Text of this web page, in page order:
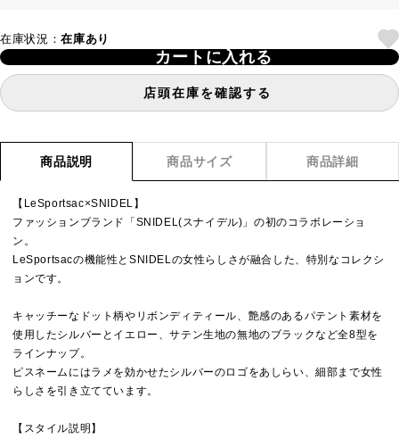
在庫状況：在庫あり
カートに入れる
店頭在庫を確認する
商品説明 商品サイズ 商品詳細
【LeSportsac×SNIDEL】
ファッションブランド「SNIDEL(スナイデル)」の初のコラボレーショ
ン。
LeSportsacの機能性とSNIDELの女性らしさが融合した、特別なコレクシ
ョンです。
キャッチーなドット柄やリボンディティール、艶感のあるパテント素材を
使用したシルバーとイエロー、サテン生地の無地のブラックなど全8型を
ラインナップ。
ピスネームにはラメを効かせたシルバーのロゴをあしらい、細部まで女性
らしさを引き立てています。
【スタイル説明】